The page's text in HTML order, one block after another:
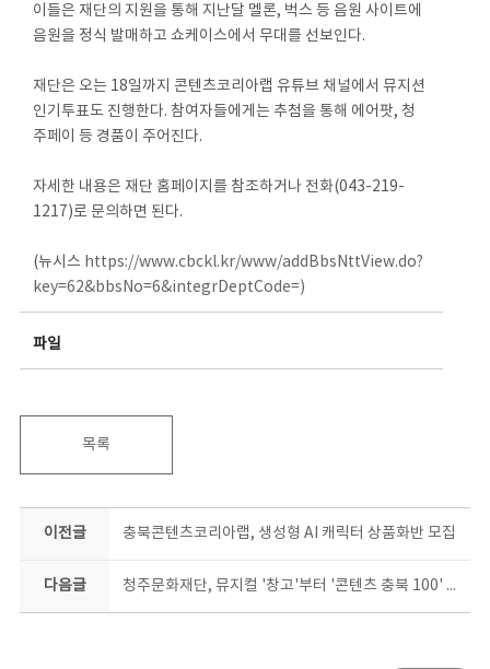
이들은 재단의 지원을 통해 지난달 멜론, 벅스 등 음원 사이트에
음원을 정식 발매하고 쇼케이스에서 무대를 선보인다.
재단은 오는 18일까지 콘텐츠코리아랩 유튜브 채널에서 뮤지션
인기투표도 진행한다. 참여자들에게는 추첨을 통해 에어팟, 청
주페이 등 경품이 주어진다.
자세한 내용은 재단 홈페이지를 참조하거나 전화(043-219-
1217)로 문의하면 된다.
(뉴시스 https://www.cbckl.kr/www/addBbsNttView.do?
key=62&bbsNo=6&integrDeptCode=)
파일
목록
이전글 충북콘텐츠코리아랩, 생성형 AI 캐릭터 상품화반 모집
다음글 청주문화재단, 뮤지컬 '창고'부터 '콘텐츠 충북 100' 북콘서트까지